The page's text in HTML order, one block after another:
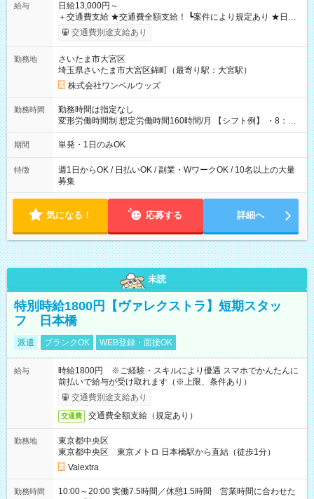
給与
日給13,000円～
＋交通費支給 ★交通費全額支給！ ┗案件により規定あり ★日払
いOK！（規定あり） ┗働いたその日に現金GET♪ お仕事後はコ
ンビニATMから 日払い分を引き落とせます！ 【試用期間】試
交通費別途支給あり
勤務地
さいたま市大宮区
埼玉県さいたま市大宮区錦町（最寄り駅：大宮駅）
株式会社ワンベルウッズ
勤務時間
勤務時間は指定なし
変形労働時間制 想定労働時間160時間/月 【シフト例】 ・8：00
～21：00
期間 単発・1日のみOK
特徴
週1日からOK / 日払いOK / 副業・WワークOK / 10名以上の大量
募集
気になる！ 応募する 詳細へ
未読
特別時給1800円【ヴァレクストラ】短期スタッ
フ 日本橋
派遣 ブランクOK WEB登録・面接OK
給与
時給1800円 ※ご経験・スキルにより優遇 スマホでかんたんに
前払いで給与が受け取れます（※上限、条件あり）
交通費別途支給あり
交通費 交通費全額支給（規定あり）
勤務地
東京都中央区
東京都中央区 東京メトロ 日本橋駅から直結（徒歩1分）
Valextra
勤務時間
10:00～20:00 実働7.5時間／休憩1.5時間 営業時間に合わせた